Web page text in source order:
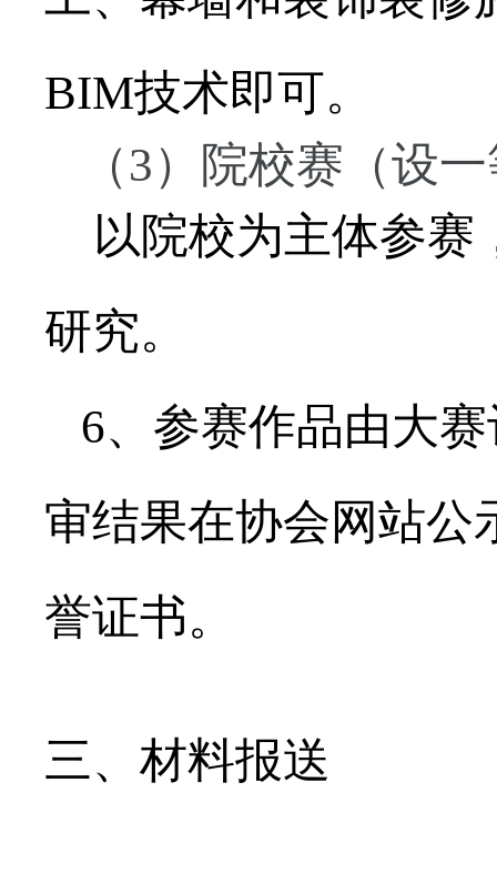
BIM技术即可。
（3）院校赛（设
以院校为主体参赛
研究。
6、参赛作品由大
审结果在协会网站公
誉证书。
三、材料报送